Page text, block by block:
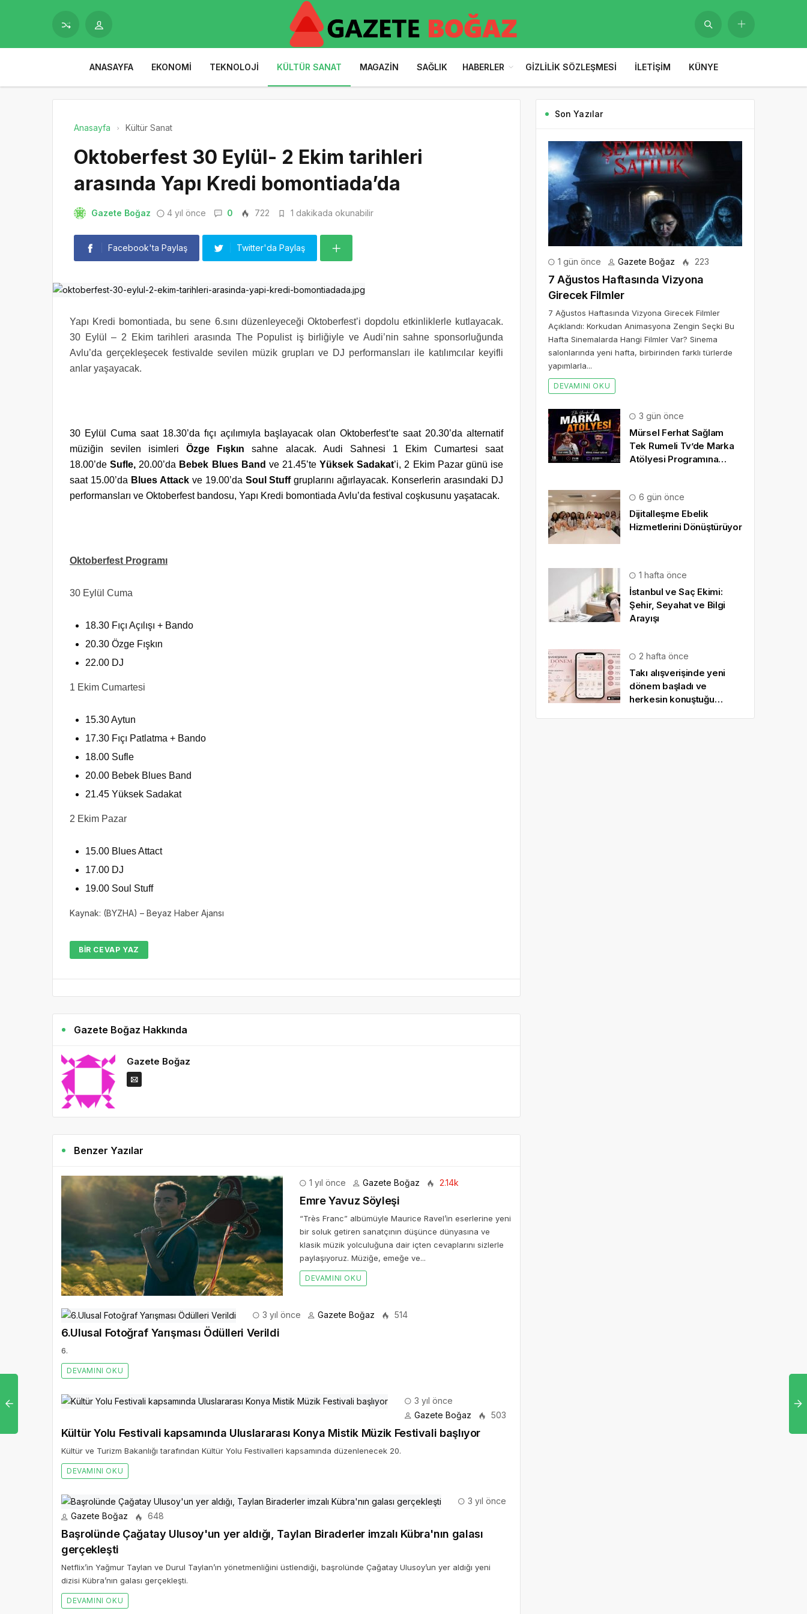
ANASAYFA EKONOMI TEKNOLOJI KÜLTÜR SANAT MAGAZIN SAĞLIK HABERLER GIZLILIK SÖZLEŞMESI İLETIŞIM KÜNYE
Anasayfa Kültür Sanat
Oktoberfest 30 Eylül- 2 Ekim tarihleri
arasında Yapı Kredi bomontiada’da
Gazete Boğaz 4 yıl önce 0 722 1 dakikada okunabilir
Facebook'ta Paylaş Twitter'da Paylaş
Yapı Kredi bomontiada, bu sene 6.sını düzenleyeceği Oktoberfest’i dopdolu etkinliklerle kutlayacak.
30 Eylül – 2 Ekim tarihleri arasında The Populist iş birliğiyle ve Audi’nin sahne sponsorluğunda
Avlu’da gerçekleşecek festivalde sevilen müzik grupları ve DJ performansları ile katılımcılar keyifli
anlar yaşayacak.
30 Eylül Cuma saat 18.30’da fıçı açılımıyla başlayacak olan Oktoberfest’te saat 20.30’da alternatif
müziğin sevilen isimleriÖzge Fışkın sahne alacak. Audi Sahnesi 1 Ekim Cumartesi saat
18.00’deSufle, 20.00’da Bebek Blues Band ve 21.45’teYüksek Sadakat’i, 2 Ekim Pazar günü ise
saat 15.00’da Blues Attackve 19.00’da Soul Stuffgruplarını ağırlayacak. Konserlerin arasındaki DJ
performansları ve Oktoberfest bandosu, Yapı Kredi bomontiada Avlu’da festival coşkusunu yaşatacak.
Oktoberfest Programı
30 Eylül Cuma
18.30 Fıçı Açılışı + Bando
20.30 Özge Fışkın
22.00 DJ
1 Ekim Cumartesi
15.30 Aytun
17.30 Fıçı Patlatma + Bando
18.00 Sufle
20.00 Bebek Blues Band
21.45 Yüksek Sadakat
2 Ekim Pazar
15.00 Blues Attact
17.00 DJ
19.00 Soul Stuff
Kaynak: (BYZHA) – Beyaz Haber Ajansı
BIR CEVAP YAZ
Gazete Boğaz Hakkında
Gazete Boğaz
Benzer Yazılar
1 yıl önce Gazete Boğaz 2.14k
Emre Yavuz Söyleşi
“Très Franc” albümüyle Maurice Ravel’in eserlerine yeni
bir soluk getiren sanatçının düşünce dünyasına ve
klasik müzik yolculuğuna dair içten cevaplarını sizlerle
paylaşıyoruz. Müziğe, emeğe ve...
DEVAMINI OKU
3 yıl önce Gazete Boğaz 514
6.Ulusal Fotoğraf Yarışması Ödülleri Verildi
6.
DEVAMINI OKU
3 yıl önce
Gazete Boğaz
503
Kültür Yolu Festivali kapsamında Uluslararası Konya Mistik Müzik Festivali başlıyor
Kültür ve Turizm Bakanlığı tarafından Kültür Yolu Festivalleri kapsamında düzenlenecek 20.
DEVAMINI OKU
3 yıl önce
Gazete Boğaz
648
Başrolünde Çağatay Ulusoy'un yer aldığı, Taylan Biraderler imzalı Kübra'nın galası
gerçekleşti
Netflix’in Yağmur Taylan ve Durul Taylan’ın yönetmenliğini üstlendiği, başrolünde Çağatay Ulusoy’un yer aldığı yeni
dizisi Kübra’nın galası gerçekleşti.
DEVAMINI OKU
Son Yazılar
1 gün önce Gazete Boğaz 223
7 Ağustos Haftasında Vizyona
Girecek Filmler
7 Ağustos Haftasında Vizyona Girecek Filmler
Açıklandı: Korkudan Animasyona Zengin Seçki Bu
Hafta Sinemalarda Hangi Filmler Var? Sinema
salonlarında yeni hafta, birbirinden farklı türlerde
yapımlarla...
DEVAMINI OKU
3 gün önce
Mürsel Ferhat Sağlam
Tek Rumeli Tv’de Marka
Atölyesi Programına
6 gün önce
Dijitalleşme Ebelik
Hizmetlerini Dönüştürüyor
1 hafta önce
İstanbul ve Saç Ekimi:
Şehir, Seyahat ve Bilgi
Arayışı
2 hafta önce
Takı alışverişinde yeni
dönem başladı ve
herkesin konuştuğu